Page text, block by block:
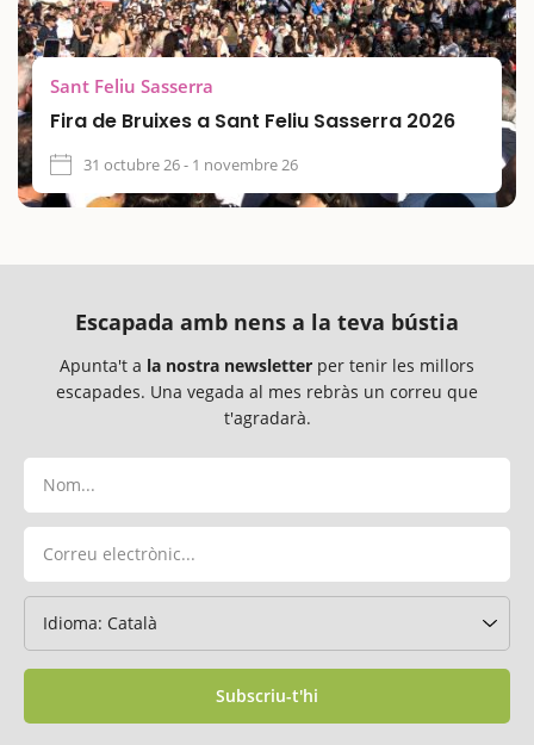
Sant Feliu Sasserra
Fira de Bruixes a Sant Feliu Sasserra 2026
31 octubre 26 - 1 novembre 26
Escapada amb nens a la teva bústia
Apunta't a la nostra newsletter per tenir les millors
escapades. Una vegada al mes rebràs un correu que
t'agradarà.
Subscriu-t'hi